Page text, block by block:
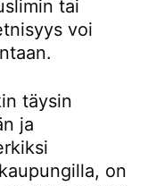
tai
voi
täysin
ja
on